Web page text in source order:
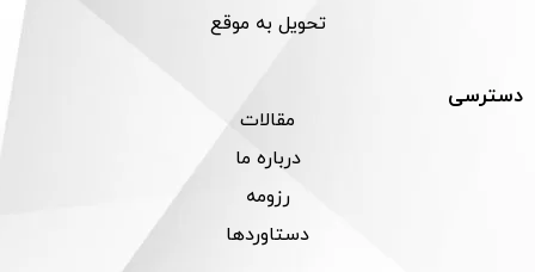
تحویل به موقع
دسترسی
مقالات
درباره ما
رزومه
دستاوردها